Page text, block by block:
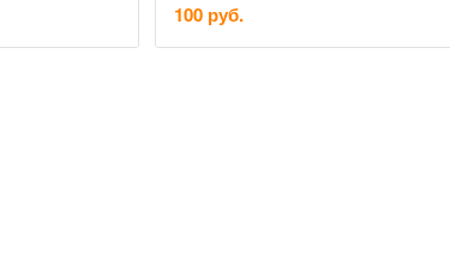
100 руб.